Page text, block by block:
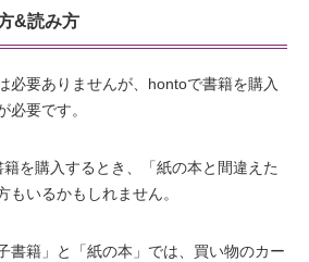
&読み方
必要ありませんが、hontoで書籍を購入
必要です。
を購入するとき、「紙の本と間違えた
もいるかもしれません。
書籍」と「紙の本」では、買い物のカー